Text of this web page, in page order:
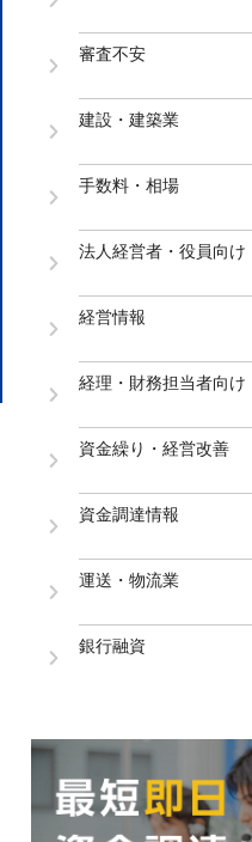
審査不安
建設・建築業
手数料・相場
法人経営者・役員向け
経営情報
経理・財務担当者向け
資金繰り・経営改善
資金調達情報
運送・物流業
銀行融資